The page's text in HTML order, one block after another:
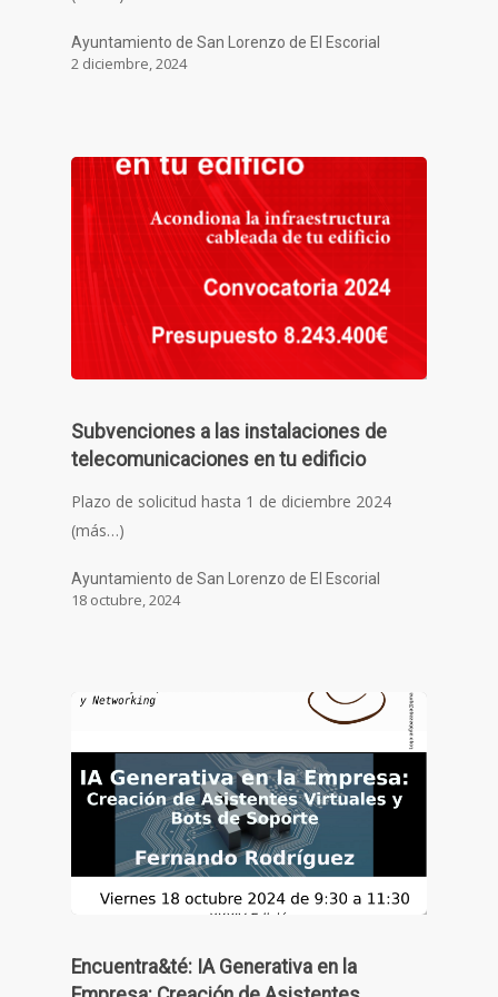
Ayuntamiento de San Lorenzo de El Escorial
2 diciembre, 2024
Subvenciones a las instalaciones de
telecomunicaciones en tu edificio
Plazo de solicitud hasta 1 de diciembre 2024
(más…)
Ayuntamiento de San Lorenzo de El Escorial
18 octubre, 2024
Encuentra&té: IA Generativa en la